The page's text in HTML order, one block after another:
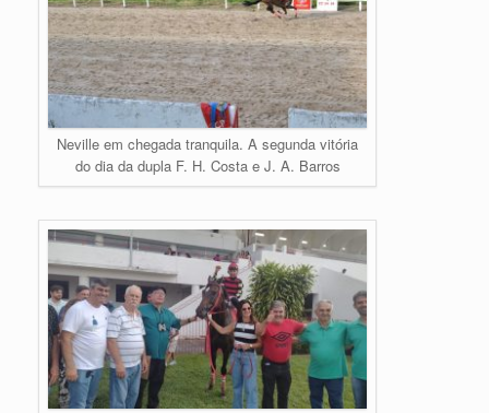
Neville em chegada tranquila. A segunda vitória
do dia da dupla F. H. Costa e J. A. Barros